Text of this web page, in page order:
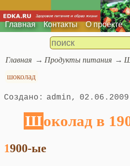
Главная Контакты О проекте
Главная Продукты питания
шоколад
admin 02.06.2009
Шоколад в
1900-ые